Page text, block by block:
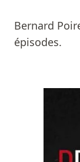
Bernard
épisodes.
Livres
Prix